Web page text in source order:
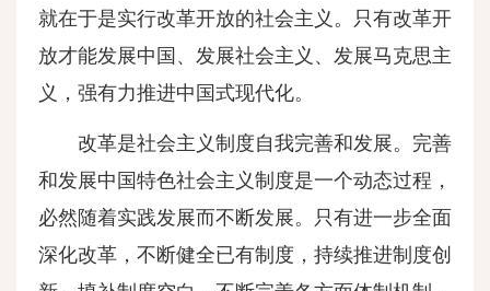
就在于是实行改革开放的社会主义。只有改革开
放才能发展中国、发展社会主义、发展马克思主
义，强有力推进中国式现代化。
改革是社会主义制度自我完善和发展。完善
和发展中国特色社会主义制度是一个动态过程，
必然随着实践发展而不断发展。只有进一步全面
深化改革，不断健全已有制度，持续推进制度创